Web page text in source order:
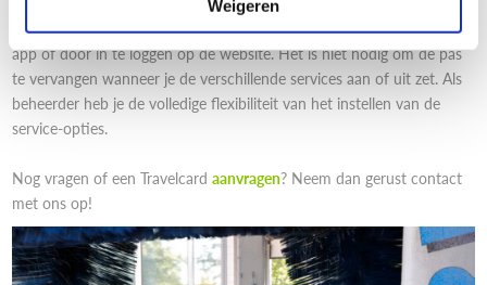
Weigeren
Jij, of de wagenparkbeheerder, kan ook bepalen welke passen de
optie hebben om de auto te wassen. Dit kan ingesteld worden via de
app of door in te loggen op de website. Het is niet nodig om de pas
te vervangen wanneer je de verschillende services aan of uit zet. Als
beheerder heb je de volledige flexibiliteit van het instellen van de
service-opties.
Nog vragen of een Travelcardaanvragen? Neem dan gerust contact
met ons op!